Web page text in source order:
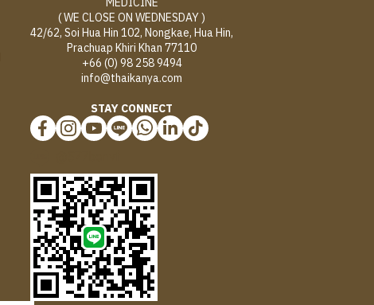
( WE CLOSE ON WEDNESDAY )
42/62, Soi Hua Hin 102, Nongkae, Hua Hin,
Prachuap Khiri Khan 77110
+66 (0) 98 258 9494
info@thaikanya.com
STAY CONNECT